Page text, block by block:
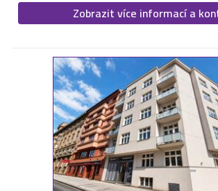
Zobrazit více informací a